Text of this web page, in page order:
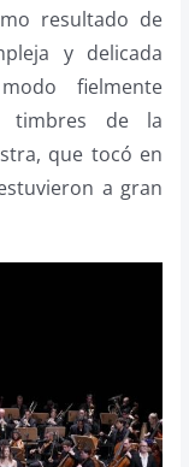
resultado de
y delicada
fielmente
timbres de la
que tocó en
a gran